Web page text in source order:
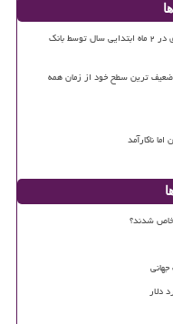
پرداخت بالاتر از ۲۲۰۰ فقره تسهیلات ازدواج و فرزندآوری در ۲ ماه ابتدایی سال توسط بانک
ترین سطح خود از زمان همه
ناکارآمد
شدند؟